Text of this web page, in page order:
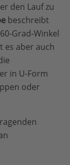
den Lauf zu
beschreibt
Grad-Winkel
es aber auch
in U-Form
oder